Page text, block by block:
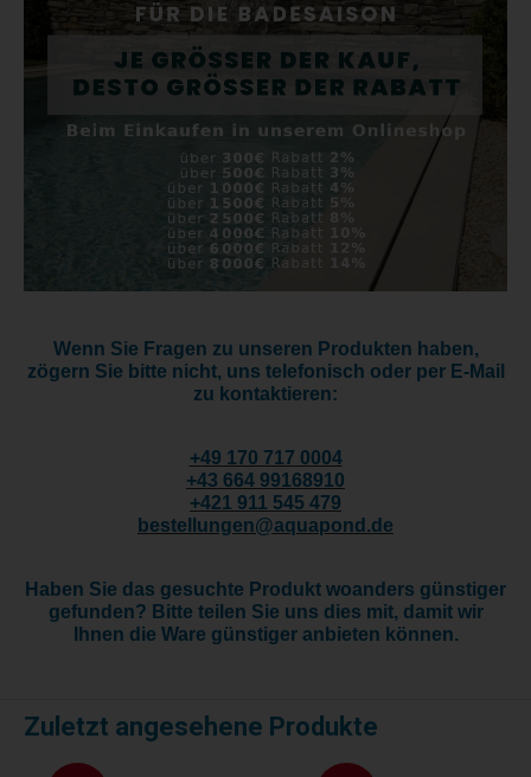
Wenn Sie Fragen zu unseren Produkten haben,
zögern Sie bitte nicht, uns telefonisch oder per E-Mail
zu kontaktieren:
+49 170 717 0004
+43 664 99168910
+421 911 545 479
bestellungen@aquapond.de
Haben Sie das gesuchte Produkt woanders günstiger
gefunden? Bitte teilen Sie uns dies mit, damit wir
Ihnen die Ware günstiger anbieten können.
Zuletzt angesehene Produkte